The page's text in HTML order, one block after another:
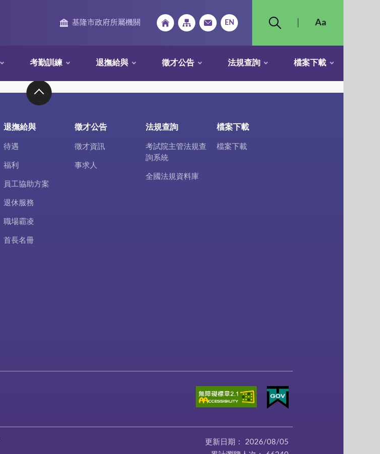
基隆市政府所屬機關
考勤訓練 退撫給與 徵才公告 法規查詢 檔案下載
退撫給與
待遇
福利
員工協助方案
退休服務
職場霸凌
首長名冊
徵才公告
徵才資訊
事求人
法規查詢
考試院主管法規查
詢系統
全國法規資料庫
檔案下載
檔案下載
更新日期： 2026/08/05